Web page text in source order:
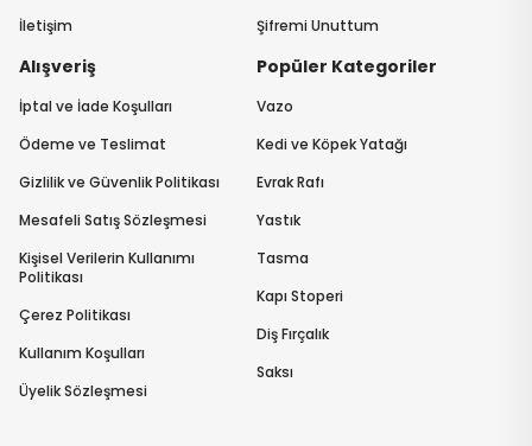
İletişim
Şifremi Unuttum
Alışveriş
İptal ve İade Koşulları
Ödeme ve Teslimat
Gizlilik ve Güvenlik Politikası
Mesafeli Satış Sözleşmesi
Kişisel Verilerin Kullanımı
Politikası
Çerez Politikası
Kullanım Koşulları
Üyelik Sözleşmesi
Popüler Kategoriler
Vazo
Kedi ve Köpek Yatağı
Evrak Rafı
Yastık
Tasma
Kapı Stoperi
Diş Fırçalık
Saksı